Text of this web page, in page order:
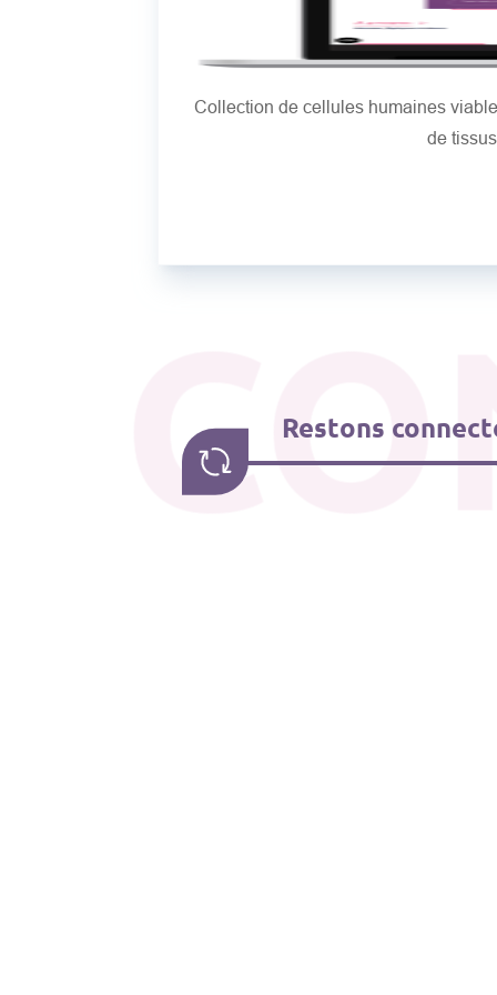
Collection de cellules humaines
de
Restons